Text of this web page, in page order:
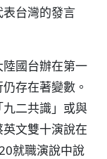
台灣的發言
國台辦在第一
存在著變數。
二共識」或與
英文雙十演說在
就職演說中說